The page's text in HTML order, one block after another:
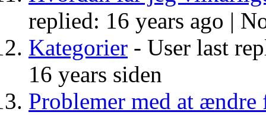
replied: 16 years ago |
Kategorier - User last
16 years siden
Problemer med at ændre